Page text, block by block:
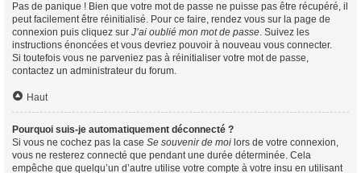
Pas de panique ! Bien que votre mot de passe ne puisse pas être récupéré, il
peut facilement être réinitialisé. Pour ce faire, rendez vous sur la page de
connexion puis cliquez sur J’ai oublié mon mot de passe. Suivez les
instructions énoncées et vous devriez pouvoir à nouveau vous connecter.
Si toutefois vous ne parveniez pas à réinitialiser votre mot de passe,
contactez un administrateur du forum.
Haut
Pourquoi suis-je automatiquement déconnecté ?
Si vous ne cochez pas la case Se souvenir de moi lors de votre connexion,
vous ne resterez connecté que pendant une durée déterminée. Cela
empêche que quelqu’un d’autre utilise votre compte à votre insu en utilisant